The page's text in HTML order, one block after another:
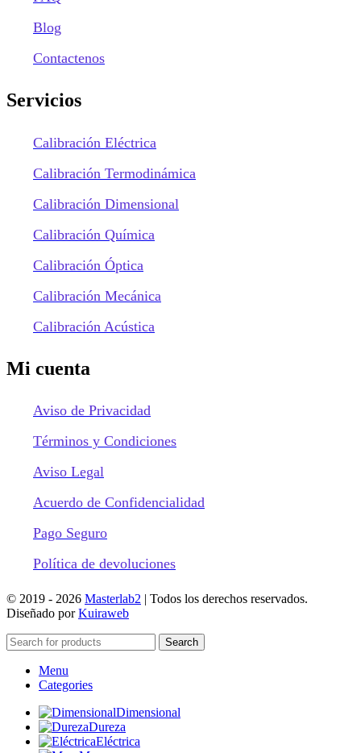
Blog
Contactenos
Servicios
Calibración Eléctrica
Calibración Termodinámica
Calibración Dimensional
Calibración Química
Calibración Óptica
Calibración Mecánica
Calibración Acústica
Mi cuenta
Aviso de Privacidad
Términos y Condiciones
Aviso Legal
Acuerdo de Confidencialidad
Pago Seguro
Política de devoluciones
© 2019 - 2026 Masterlab2 | Todos los derechos reservados.
Diseñado porKuiraweb
Search
Menu
Categories
Dimensional
Dureza
Eléctrica